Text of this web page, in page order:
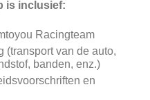
is inclusief:
Racingteam
(transport van de auto,
banden, enz.)
en